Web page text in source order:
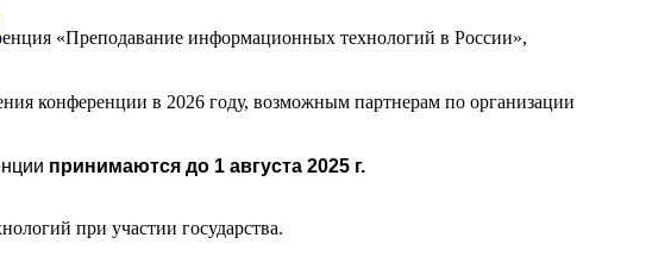
«Преподавание информационных технологий в России»,
конференции в 2026 году, возможным партнерам по организации
принимаются до 1 августа 2025 г.
при участии государства.